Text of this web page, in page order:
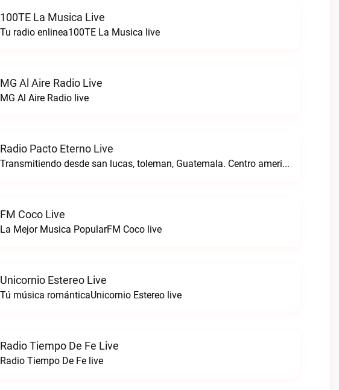
100TE La Musica Live
Tu radio enlinea100TE La Musica live
MG Al Aire Radio Live
MG Al Aire Radio live
Radio Pacto Eterno Live
Transmitiendo desde san lucas, toleman, Guatemala. Centro america.Radio Pacto Eterno live
FM Coco Live
La Mejor Musica PopularFM Coco live
Unicornio Estereo Live
Tú música románticaUnicornio Estereo live
Radio Tiempo De Fe Live
Radio Tiempo De Fe live